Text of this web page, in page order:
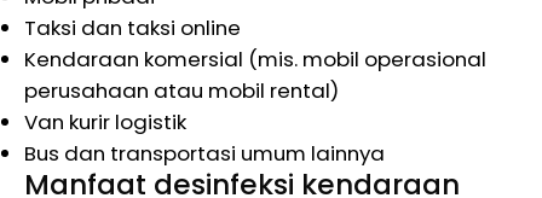
Taksi dan taksi online
Kendaraan komersial (mis. mobil operasional
perusahaan atau mobil rental)
Van kurir logistik
Bus dan transportasi umum lainnya
Manfaat desinfeksi kendaraan